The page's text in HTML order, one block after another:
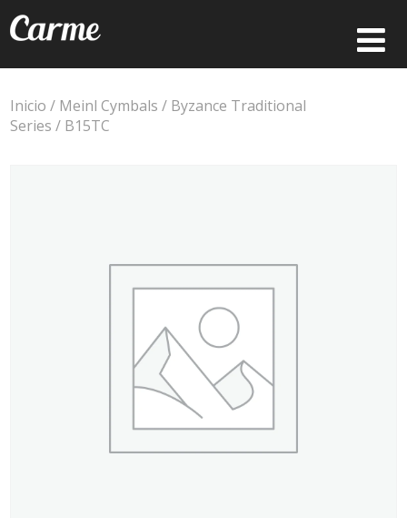
Inicio / Meinl Cymbals / Byzance Traditional
Series / B15TC